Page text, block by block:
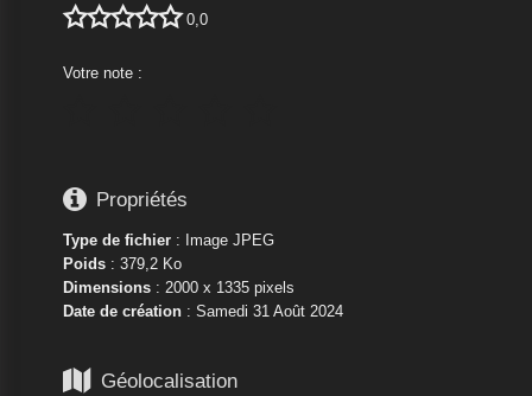
 0,0
Votre note :
 Propriétés
Type de fichier: Image JPEG
Poids: 379,2 Ko
Dimensions: 2000 x 1335 pixels
Date de création: Samedi 31 Août 2024
 Géolocalisation